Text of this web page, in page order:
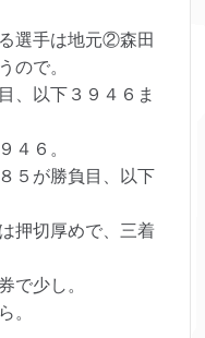
選手は地元②森田
ので。
、以下３９４６ま
４６。
５が勝負目、以下
押切厚めで、三着
で少し。
。